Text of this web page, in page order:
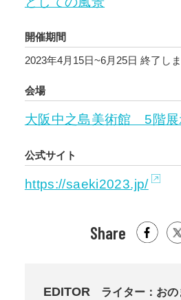
開催期間
2023年4月15日~6月25日 終了し
会場
大阪中之島美術館 5階展
公式サイト
https://saeki2023.jp/
Share
EDITOR ライター：おの